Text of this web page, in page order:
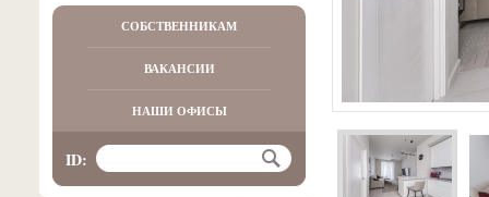
СОБСТВЕННИКАМ
ВАКАНСИИ
НАШИ ОФИСЫ
ID: